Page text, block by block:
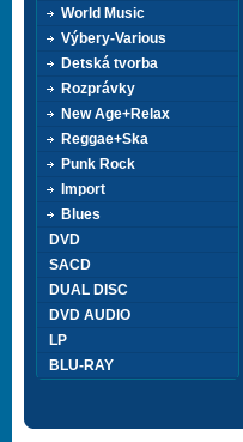
World Music
Výbery-Various
Detská tvorba
Rozprávky
New Age+Relax
Reggae+Ska
Punk Rock
Import
Blues
DVD
SACD
DUAL DISC
DVD AUDIO
LP
BLU-RAY